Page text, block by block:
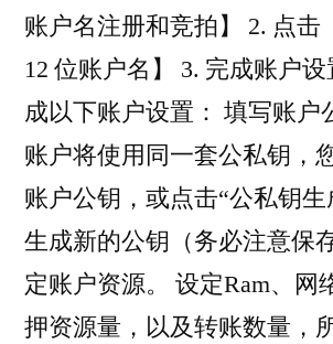
账户名注册和竞拍】 2. 点击
12 位账户名】 3. 完成账户
成以下账户设置： 填写账户
账户将使用同一套公私钥，
账户公钥，或点击“公私钥
生成新的公钥（务必注意保
定账户资源。 设定Ram、网
押资源量，以及转账数量，